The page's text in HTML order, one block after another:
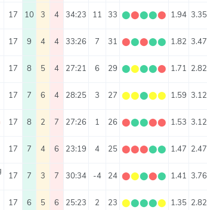
17 10 3 4 34:23 11 33 ⬤⬤⬤⬤⬤ 1.94 3.35
17 9 4 4 33:26 7 31 ⬤⬤⬤⬤⬤ 1.82 3.47
17 8 5 4 27:21 6 29 ⬤⬤⬤⬤⬤ 1.71 2.82
17 7 6 4 28:25 3 27 ⬤⬤⬤⬤⬤ 1.59 3.12
17 8 2 7 27:26 1 26 ⬤⬤⬤⬤⬤ 1.53 3.12
17 7 4 6 23:19 4 25 ⬤⬤⬤⬤⬤ 1.47 2.47
17 7 3 7 30:34 -4 24 ⬤⬤⬤⬤⬤ 1.41 3.76
17 6 5 6 25:23 2 23 ⬤⬤⬤⬤⬤ 1.35 2.82